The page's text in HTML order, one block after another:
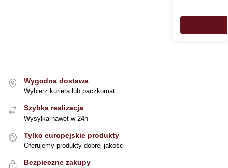
Wygodna dostawa
Wybierz kuriera lub paczkomat
Szybka realizacja
Wysyłka nawet w 24h
Tylko europejskie produkty
Oferujemy produkty dobrej jakości
Bezpieczne zakupy